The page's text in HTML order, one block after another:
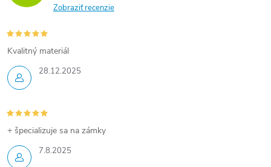
Zobraziť recenzie
28.12.2025
Kvalitný materiál
7.8.2025
+ špecializuje sa na zámky